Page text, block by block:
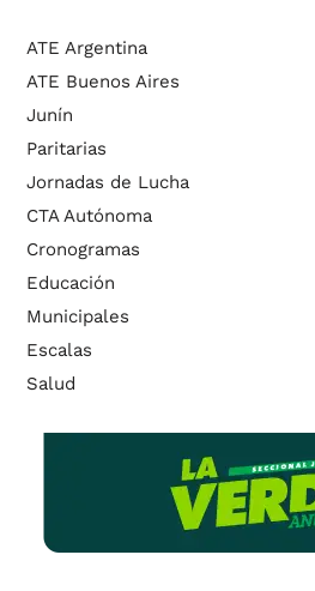
ATE Argentina
ATE Buenos Aires
Junín
Paritarias
Jornadas de Lucha
CTA Autónoma
Cronogramas
Educación
Municipales
Escalas
Salud